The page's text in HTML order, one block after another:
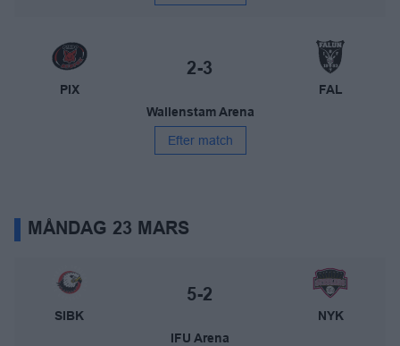
Pixbo IBK – IBF Falun
PIX
Slutresultat:
2-3
FAL
Wallenstam Arena
Efter match
MÅNDAG 23 MARS
Storvreta IBK – Nykvarns IBF
SIBK
Slutresultat:
5-2
NYK
IFU Arena